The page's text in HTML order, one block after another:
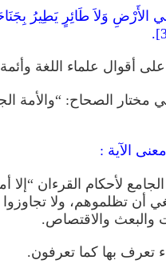
الأَرْضِ وَلاَ طَائِرٍ يَطِيرُ
أقوال علماء اللغة
مختار الصحاح: “والأمة
الآية :
لأحكام القرءان
أن تظلموهم، ولا
والبعث والاقتصاص.
تعرف بها كما تعرفون.